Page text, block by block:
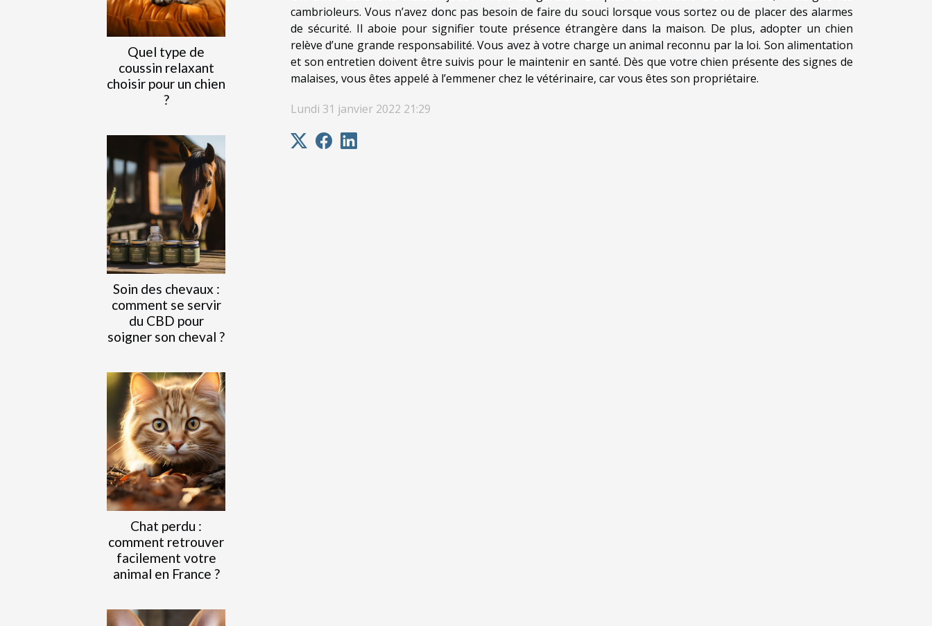
Quel type de
coussin relaxant
choisir pour un chien
?
Soin des chevaux :
comment se servir
du CBD pour
soigner son cheval ?
Chat perdu :
comment retrouver
facilement votre
animal en France ?
cambrioleurs. Vous n’avez donc pas besoin de faire du souci lorsque vous sortez ou de placer des alarmes
de sécurité. Il aboie pour signifier toute présence étrangère dans la maison. De plus, adopter un chien
relève d’une grande responsabilité. Vous avez à votre charge un animal reconnu par la loi. Son alimentation
et son entretien doivent être suivis pour le maintenir en santé. Dès que votre chien présente des signes de
malaises, vous êtes appelé à l’emmener chez le vétérinaire, car vous êtes son propriétaire.
Lundi 31 janvier 2022 21:29